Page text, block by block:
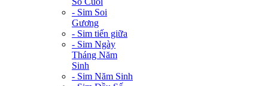
- Sim Soi
Gương
- Sim tiến giữa
- Sim Ngày
Tháng Năm
Sinh
- Sim Năm Sinh